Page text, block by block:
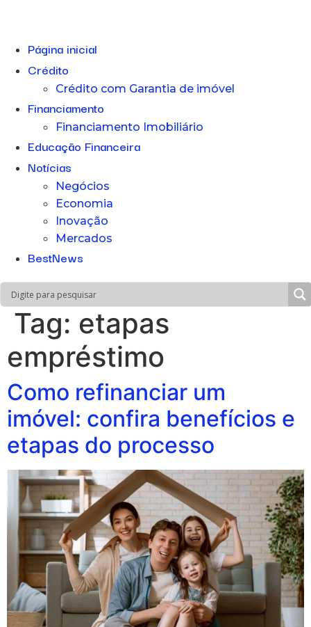
Página inicial
Crédito
Crédito com Garantia de imóvel
Financiamento
Financiamento Imobiliário
Educação Financeira
Notícias
Negócios
Economia
Inovação
Mercados
BestNews
Tag: etapas
empréstimo
Como refinanciar um
imóvel: confira benefícios e
etapas do processo